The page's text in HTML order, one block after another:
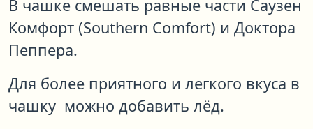
В чашке смешать равные части Саузен
Комфорт (Southern Comfort) и Доктора
Пеппера.
Для более приятного и легкого вкуса в
чашку можно добавить лёд.